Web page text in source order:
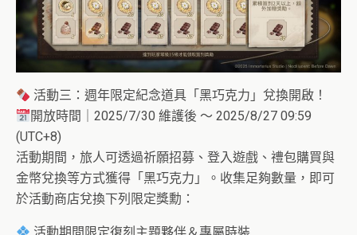
活動三：週年限定紀念道具「黑巧克力」兌換開啟！
開放時間｜2025/7/30 維護後 ～ 2025/8/27 09:59
(UTC+8)
活動期間，旅人可透過祈願招募、登入遊戲、禮包購買與
金幣兌換等方式獲得「黑巧克力」。收集足夠數量，即可
於活動商店兌換下列限定獎勳：